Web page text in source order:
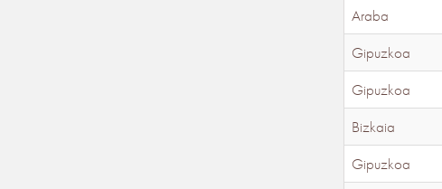
Araba
Gipuzkoa
Gipuzkoa
Bizkaia
Gipuzkoa